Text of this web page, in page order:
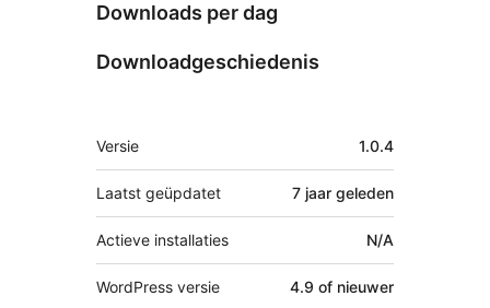
Downloads per dag
Downloadgeschiedenis
Meta
Versie 1.0.4
Laatst geüpdatet 7 jaar geleden
Actieve installaties N/A
WordPress versie 4.9 of nieuwer